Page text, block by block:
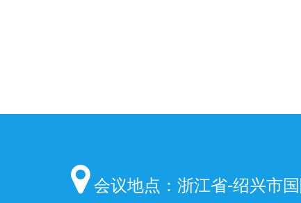
会议地点：浙江省-绍兴市